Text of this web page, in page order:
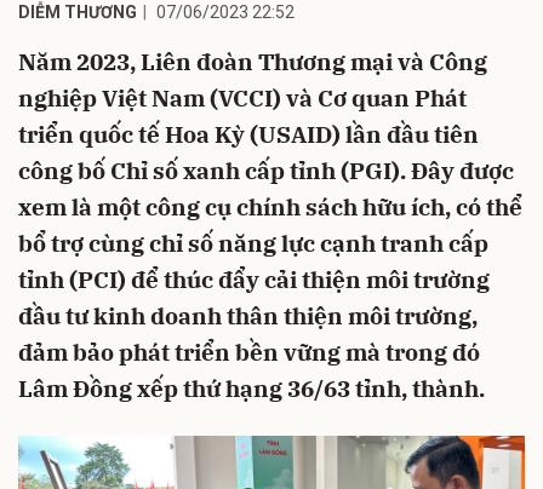
DIỄM THƯƠNG 07/06/2023 22:52
Năm 2023, Liên đoàn Thương mại và Công
nghiệp Việt Nam (VCCI) và Cơ quan Phát
triển quốc tế Hoa Kỳ (USAID) lần đầu tiên
công bố Chỉ số xanh cấp tỉnh (PGI). Đây được
xem là một công cụ chính sách hữu ích, có thể
bổ trợ cùng chỉ số năng lực cạnh tranh cấp
tỉnh (PCI) để thúc đẩy cải thiện môi trường
đầu tư kinh doanh thân thiện môi trường,
đảm bảo phát triển bền vững mà trong đó
Lâm Đồng xếp thứ hạng 36/63 tỉnh, thành.
Hủy